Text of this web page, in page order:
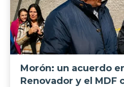
Morón: un acuerdo
Renovador y el MDF